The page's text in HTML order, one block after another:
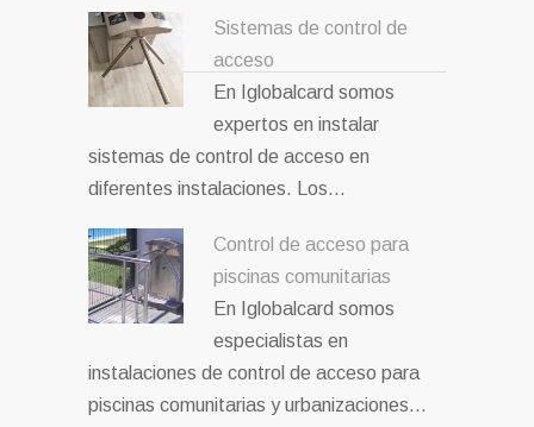
Sistemas de control de
acceso
En Iglobalcard somos
expertos en instalar
sistemas de control de acceso en
diferentes instalaciones. Los…
Control de acceso para
piscinas comunitarias
En Iglobalcard somos
especialistas en
instalaciones de control de acceso para
piscinas comunitarias y urbanizaciones…